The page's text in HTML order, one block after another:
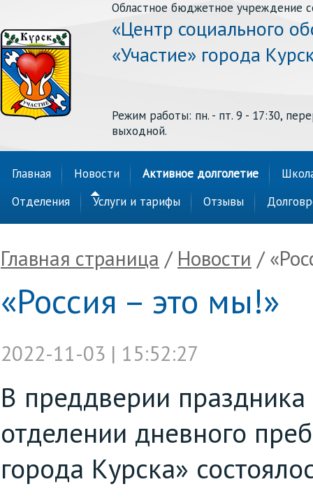
Областное бюджетное учреждение
«Центр социального
«Участие» города
Режим работы: пн. - пт. 9 - 17:30,
выходной.
Главная Новости Активное долголетие
Отделения
Услуги и тарифы Отзывы
Главная страница / Новости /
«Россия – это мы!»
2022-11-03 | 15:52:27
В преддверии
отделении дневного
города Курска»